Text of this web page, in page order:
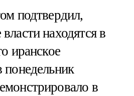
подтвердил,
находятся в
иранское
понедельник
в